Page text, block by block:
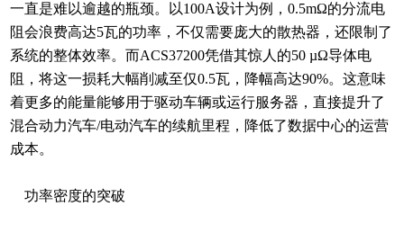
一直是难以逾越的瓶颈。以100A设计为例，0.5mΩ的分流电
阻会浪费高达5瓦的功率，不仅需要庞大的散热器，还限制了
系统的整体效率。而ACS37200凭借其惊人的50 µΩ导体电
阻，将这一损耗大幅削减至仅0.5瓦，降幅高达90%。这意味
着更多的能量能够用于驱动车辆或运行服务器，直接提升了
混合动力汽车/电动汽车的续航里程，降低了数据中心的运营
成本。
功率密度的突破